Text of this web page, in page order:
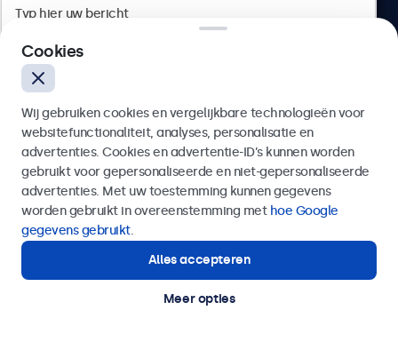
4.8/5 door 5000+ bedrijven
Nederlands
© 2026 Beetronics
Verzenden
Of bel ons op
Hulp of advies nodig?
Direct contact met een specialist.
Cookies
Wij gebruiken cookies en vergelijkbare technologieën voor
websitefunctionaliteit, analyses, personalisatie en
advertenties. Cookies en advertentie-ID’s kunnen worden
gebruikt voor gepersonaliseerde en niet-gepersonaliseerde
advertenties. Met uw toestemming kunnen gegevens
worden gebruikt in overeenstemming met hoe Google
gegevens gebruikt.
Alles accepteren
Meer opties